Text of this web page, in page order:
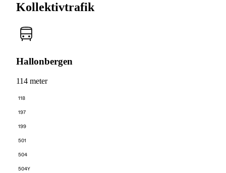
Kollektivtrafik
Hallonbergen
114 meter
118
197
199
501
504
504Y